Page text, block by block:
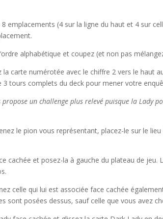
emplacements (4 sur la ligne du haut et 4 sur
alphabétique et coupez (et non pas
carte numérotée avec le chiffre 2 vers le haut
3 tours complets du deck pour mener votre
un challenge plus relevé puisque la Lady
le pion vous représentant, placez-le sur le
cachée et posez-la à gauche du plateau de
celle qui lui est associée face cachée
sont posées dessus, sauf celle que vous avez